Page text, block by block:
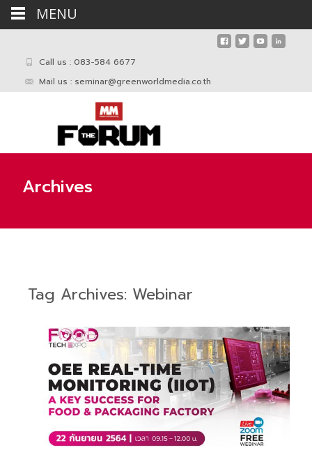
Call us : 083-584 6677
Mail us : seminar@greenworldmedia.co.th
Archives
Tag Archives: Webinar
MENU